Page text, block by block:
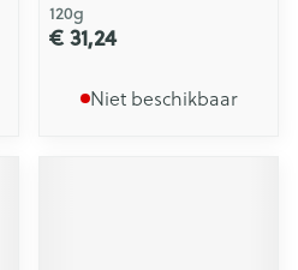
120g
€ 31,24
Niet beschikbaar